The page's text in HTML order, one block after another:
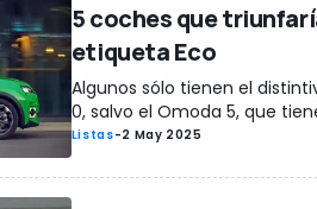
5 coches que
etiqueta Eco
Algunos sólo tienen el
0, salvo el Omoda 5, que
Listas-2 May 2025